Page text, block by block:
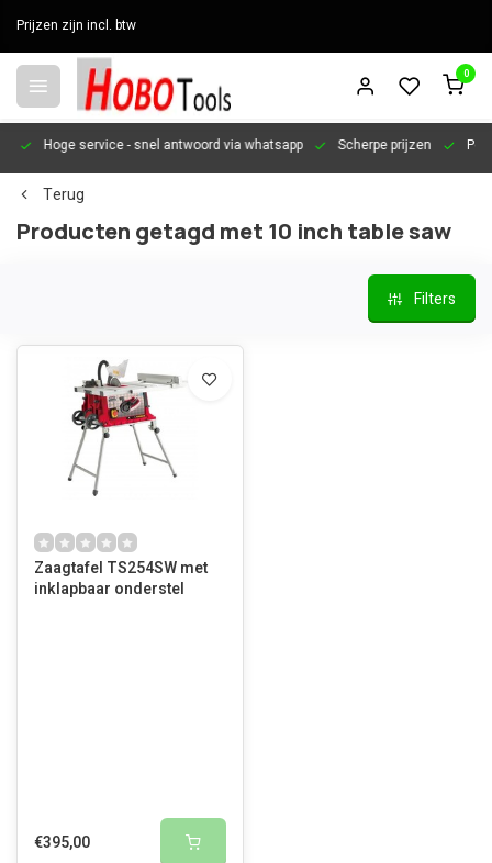
Prijzen zijn incl. btw
0
Hoge service- snel antwoord via whatsapp Scherpe prijzen
Terug
Producten getagd met 10 inch table saw
Filters
Zaagtafel TS254SW met
inklapbaar onderstel
€395,00